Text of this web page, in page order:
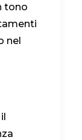
tono
nel